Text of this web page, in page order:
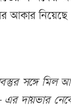
আকার
সঙ্গে মিল
দায়ভার